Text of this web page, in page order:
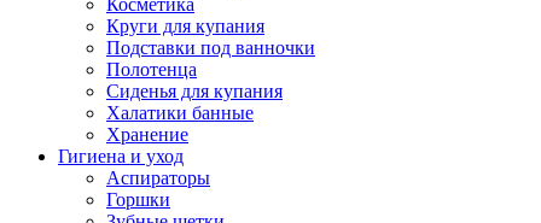
Косметика
Круги для купания
Подставки под ванночки
Полотенца
Сиденья для купания
Халатики банные
Хранение
Гигиена и уход
Аспираторы
Горшки